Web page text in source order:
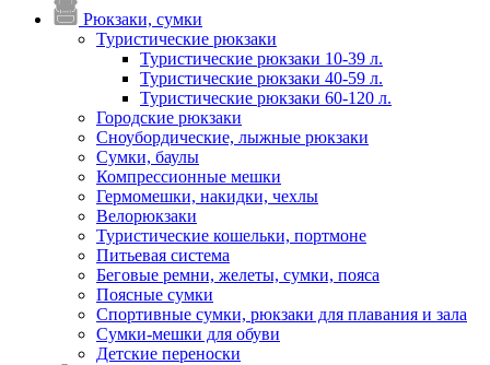
Рюкзаки, сумки
Туристические рюкзаки
Туристические рюкзаки 10-39 л.
Туристические рюкзаки 40-59 л.
Туристические рюкзаки 60-120 л.
Городские рюкзаки
Сноубордические, лыжные рюкзаки
Сумки, баулы
Компрессионные мешки
Гермомешки, накидки, чехлы
Велорюкзаки
Туристические кошельки, портмоне
Питьевая система
Беговые ремни, желеты, сумки, пояса
Поясные сумки
Спортивные сумки, рюкзаки для плавания и зала
Сумки-мешки для обуви
Детские переноски